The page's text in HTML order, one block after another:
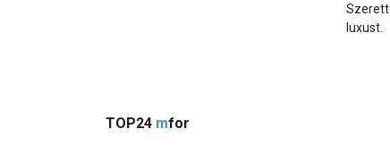
luxust.
TOP24 mfor